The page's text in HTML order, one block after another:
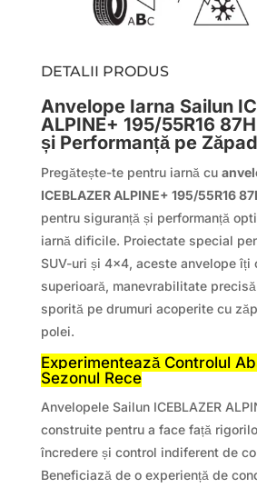
DETALII PRODUS
Anvelope Iarna Sailun
ALPINE+ 195/55R16
și Performanță pe
Pregătește-te pentru iarnă cu
ICEBLAZER ALPINE+ 195/55R16
pentru siguranță și performanță
iarnă dificile. Proiectate special
SUV-uri și 4×4, aceste anvelope îți
superioară, manevrabilitate
sporită pe drumuri acoperite cu
polei.
Experimentează Controlul
Sezonul Rece
Anvelopele Sailun ICEBLAZER
construite pentru a face față
încredere și control indiferent de
Beneficiază de o experiență de